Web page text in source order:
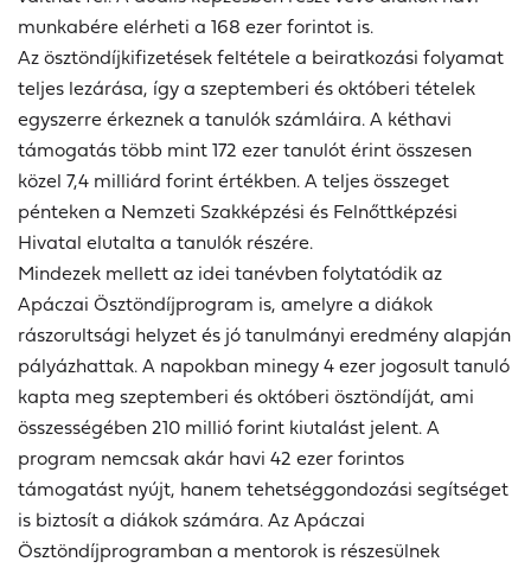
munkabére elérheti a 168 ezer forintot is.
Az ösztöndíjkifizetések feltétele a beiratkozási folyamat
teljes lezárása, így a szeptemberi és októberi tételek
egyszerre érkeznek a tanulók számláira. A kéthavi
támogatás több mint 172 ezer tanulót érint összesen
közel 7,4 milliárd forint értékben. A teljes összeget
pénteken a Nemzeti Szakképzési és Felnőttképzési
Hivatal elutalta a tanulók részére.
Mindezek mellett az idei tanévben folytatódik az
Apáczai Ösztöndíjprogram is, amelyre a diákok
rászorultsági helyzet és jó tanulmányi eredmény alapján
pályázhattak. A napokban minegy 4 ezer jogosult tanuló
kapta meg szeptemberi és októberi ösztöndíját, ami
összességében 210 millió forint kiutalást jelent. A
program nemcsak akár havi 42 ezer forintos
támogatást nyújt, hanem tehetséggondozási segítséget
is biztosít a diákok számára. Az Apáczai
Ösztöndíjprogramban a mentorok is részesülnek